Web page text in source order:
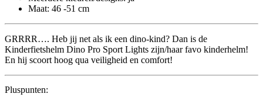
Maat: 46 -51 cm
GRRRR…. Heb jij net als ik een dino-kind? Dan is de
Kinderfietshelm Dino Pro Sport Lights zijn/haar favo kinderhelm!
En hij scoort hoog qua veiligheid en comfort!
Pluspunten: